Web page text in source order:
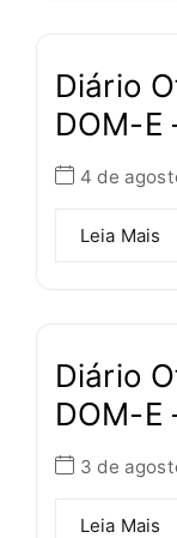
Diário
DOM-E
4 de
Leia Mais
Diário
DOM-E
3 de
Leia Mais